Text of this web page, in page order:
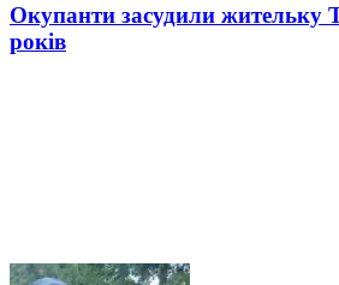
Окупанти засудили жительку
років